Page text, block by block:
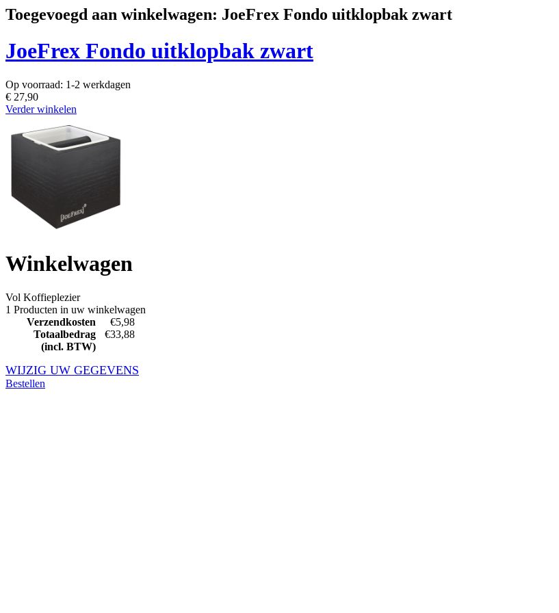
Toegevoegd aan winkelwagen: JoeFrex Fondo uitklopbak zwart
JoeFrex Fondo uitklopbak zwart
Op voorraad: 1-2 werkdagen
€ 27,90
Verder winkelen
Winkelwagen
Vol Koffieplezier
1 Producten in uw winkelwagen
Verzendkosten
€5,98
Totaalbedrag
(incl. BTW)
€33,88
WIJZIG UW GEGEVENS
Bestellen